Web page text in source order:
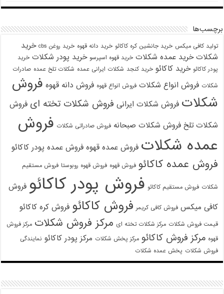
برچسب‌ها
تولید کافی میکس خرید جانشین کره کاکائو خرید دانه قهوه خرید روغن cbs
خرید
شکلات خرید عمده شکلات خرید قهوه اسپرسو خرید پودر شکلات خرید
پودر کاکائو خرید کاکائو خرید کنجد شکلات ایرانی عمده شکلات تلخ عمده صادرات
شکلات فروش انواع شکلات فروش انواع قهوه فروش دانه قهوه فروش
شکلات فروش شکلات ایرانی فروش شکلات تخته ای فروش
شکلات تلخ فروش شکلات صبحانه فروش صادراتی شکلات فروش
عمده شکلات فروش عمده قهوه فروش عمده پودر کاکائو
فروش عمده کاکائو فروش قهوه فروش قهوه روبوستا فروش مستقیم
شکلات فروش مستقیم کاکائو فروش پودر کاکائو فروش
کافی میکس فروش کافی کریمر فروش کاکائو فروش کره کاکائو
قیمت فروش شکلات مرکز شکلات تخته ای مرکز فروش شکلات مرکز فروش
قهوه مرکز فروش کاکائو مرکز پخش شکلات مرکز پودر کاکائو نمایندگی
فروش شکلات پخش عمده شکلات